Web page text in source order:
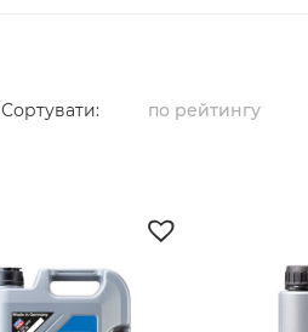
Сортувати: по рейтингу